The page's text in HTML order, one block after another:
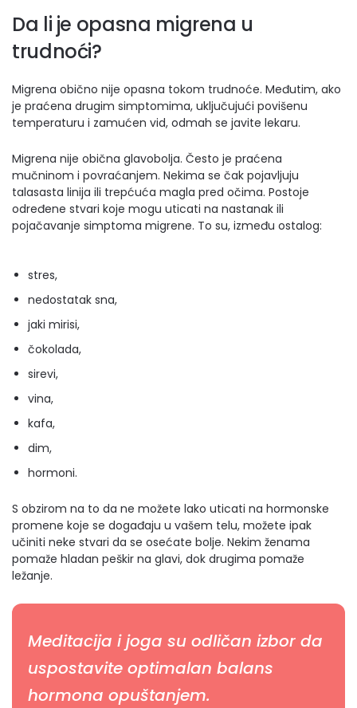
Da li je opasna migrena u
trudnoći?
Migrena obično nije opasna tokom trudnoće. Međutim, ako
je praćena drugim simptomima, uključujući povišenu
temperaturu i zamućen vid, odmah se javite lekaru.
Migrena nije obična glavobolja. Često je praćena
mučninom i povraćanjem. Nekima se čak pojavljuju
talasasta linija ili trepćuća magla pred očima. Postoje
određene stvari koje mogu uticati na nastanak ili
pojačavanje simptoma migrene. To su, između ostalog:
stres,
nedostatak sna,
jaki mirisi,
čokolada,
sirevi,
vina,
kafa,
dim,
hormoni.
S obzirom na to da ne možete lako uticati na hormonske
promene koje se događaju u vašem telu, možete ipak
učiniti neke stvari da se osećate bolje. Nekim ženama
pomaže hladan peškir na glavi, dok drugima pomaže
ležanje.
Meditacija i joga su odličan izbor da
uspostavite optimalan balans
hormona opuštanjem.